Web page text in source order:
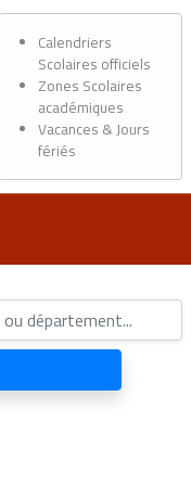
Calendriers
Scolaires officiels
Zones Scolaires
académiques
Vacances & Jours
fériés